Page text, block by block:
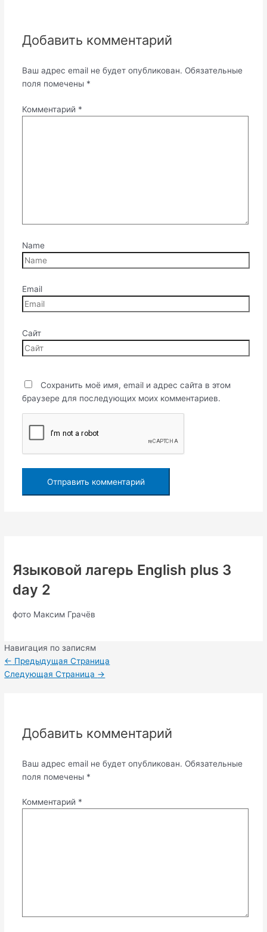
Добавить комментарий
Ваш адрес email не будет опубликован. Обязательные
поля помечены *
Комментарий *
Name
Email
Сайт
Сохранить моё имя, email и адрес сайта в этом
браузере для последующих моих комментариев.
Языковой лагерь English plus 3
day 2
фото Максим Грачёв
Навигация по записям
← Предыдущая Страница
Следующая Страница →
Добавить комментарий
Ваш адрес email не будет опубликован. Обязательные
поля помечены *
Комментарий *